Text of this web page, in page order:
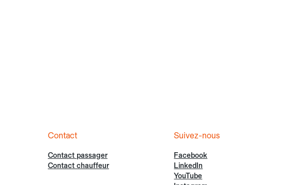
Contact
Contact passager
Contact chauffeur
Suivez-nous
Facebook
LinkedIn
YouTube